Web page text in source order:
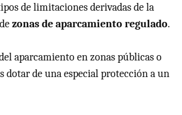
de limitaciones derivadas de la
zonas de aparcamiento regulado.
aparcamiento en zonas públicas o
dotar de una especial protección a un